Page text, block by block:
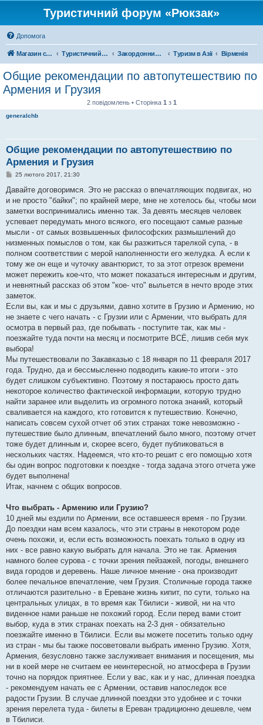
Туристичний форум «Рюкзак»
Допомога
Магазин спорядження Туристичний форум «Рюкзак» Закордонний туризм Туризм в Азії Вірменія
Общие рекомендации по автопутешествию по
Армения и Грузия
2 повідомлень • Сторінка 1 з 1
generalchb
Общие рекомендации по автопутешествию по
Армения и Грузия
П
в
д
о
л
е
н
я
25 лютого 2017, 21:30
Давайте договоримся. Это не рассказ о впечатляющих подвигах, но
и не просто "байки"; по крайней мере, мне не хотелось бы, чтобы мои
заметки воспринимались именно так. За девять месяцев человек
успевает передумать много всякого, его посещают самые разные
мысли - от самых возвышенных философских размышлений до
низменных помыслов о том, как бы разжиться тарелкой супа, - в
полном соответствии с мерой наполненности его желудка. А если к
тому же он еще и чуточку авантюрист, то за этот отрезок времени
может пережить кое-что, что может показаться интересным и другим,
и невнятный рассказ об этом "кое- что" выльется в нечто вроде этих
заметок.
Если вы, как и мы с друзьями, давно хотите в Грузию и Армению, но
не знаете с чего начать - с Грузии или с Армении, что выбрать для
осмотра в первый раз, где побывать - поступите так, как мы -
поезжайте туда почти на месяц и посмотрите ВСЁ, лишив себя мук
выбора!
Мы путешествовали по Закавказью с 18 января по 11 февраля 2017
года. Трудно, да и бессмысленно подводить какие-то итоги - это
будет слишком субъективно. Поэтому я постараюсь просто дать
некоторое количество фактической информации, которую трудно
найти заранее или выделить из огромного потока знаний, который
сваливается на каждого, кто готовится к путешествию. Конечно,
написать совсем сухой отчет об этих странах тоже невозможно -
путешествие было длинным, впечатлений было много, поэтому отчет
тоже будет длинным и, скорее всего, будет публиковаться в
нескольких частях. Надеемся, что кто-то решит с его помощью хотя
бы один вопрос подготовки к поездке - тогда задача этого отчета уже
будет выполнена!
Итак, начнем с общих вопросов.
Что выбрать - Армению или Грузию?
10 дней мы ездили по Армении, все оставшееся время - по Грузии.
До поездки нам всем казалось, что эти страны в некотором роде
очень похожи, и, если есть возможность поехать только в одну из
них - все равно какую выбрать для начала. Это не так. Армения
намного более сурова - с точки зрения пейзажей, погоды, внешнего
вида городов и деревень. Наше личное мнение - она производит
более печальное впечатление, чем Грузия. Столичные города также
отличаются разительно - в Ереване жизнь кипит, по сути, только на
центральных улицах, в то время как Тбилиси - живой, ни на что
виденное нами раньше не похожий город. Если перед вами стоит
выбор, куда в этих странах поехать на 2-3 дня - обязательно
поезжайте именно в Тбилиси. Если вы можете посетить только одну
из стран - мы бы также посоветовали выбрать именно Грузию. Хотя,
Армения, безусловно также заслуживает внимания и посещения, мы
ни в коей мере не считаем ее неинтересной, но атмосфера в Грузии
точно на порядок приятнее. Если у вас, как и у нас, длинная поездка
- рекомендуем начать ее с Армении, оставив напоследок все
радости Грузии. В случае длинной поездки это удобнее и с точки
зрения перелета туда - билеты в Ереван традиционно дешевле, чем
в Тбилиси.